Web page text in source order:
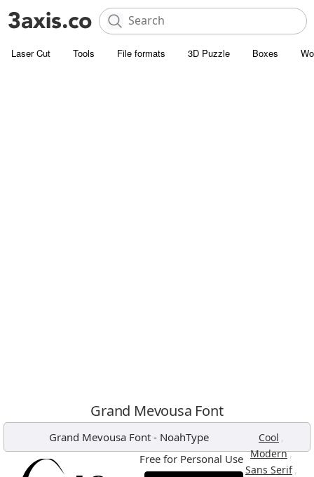
Laser Cut Tools File formats 3D Puzzle Boxes
Grand Mevousa Font
Grand Mevousa Font - NoahType Cool ,
Modern,
Sans Serif ,
Free for Personal Use